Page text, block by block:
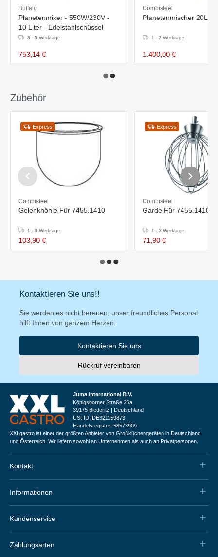
Buffalo
Planetenmixer - 550W/230V -
10 Liter - Edelstahlschüssel
3 - 5 Werktage
753,14 €
Combisteel
Planetenmischer 20L
1 - 3 Werktage
1.400,00 €
Zubehör
Express
Combisteel
Gelenkhöhle Für 7455.1410
1 - 3 Werktage
103,90 €
Express
Combisteel
Garde Für 7455.1410
1 - 3 Werktage
71,90 €
Kontaktieren Sie uns!!
Sie werden es nicht bereuen, unser freundliches Personal
hilft Ihnen von ganzem Herzen.
Kontaktieren Sie uns
Rückruf vereinbaren
Juma International B.V.
Königsborner Straße 26a
39175 Biederitz | Deutschland
USt-ID: DE321159873
Handelsregister: 58573909
XXLgastro ist einer der größten Anbieter von Großküchengeräten in Deutschland
und Österreich. Wir liefern sowohl an Unternehmen als auch an Privatpersonen.
Kontakt
Informationen
Kundenservice
Zahlungsarten